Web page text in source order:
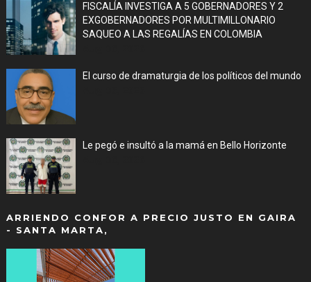
FISCALÍA INVESTIGA A 5 GOBERNADORES Y 2
EXGOBERNADORES POR MULTIMILLONARIO
SAQUEO A LAS REGALÍAS EN COLOMBIA
El curso de dramaturgia de los políticos del mundo
Le pegó e insultó a la mamá en Bello Horizonte
ARRIENDO CONFOR A PRECIO JUSTO EN GAIRA
- SANTA MARTA,